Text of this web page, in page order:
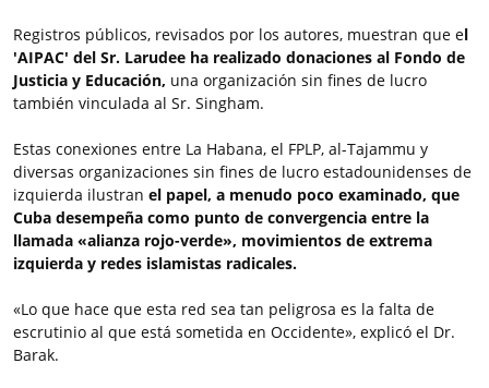
Registros públicos, revisados por los autores, muestran que el
'AIPAC' del Sr. Larudee ha realizado donaciones al Fondo de
Justicia y Educación, una organización sin fines de lucro
también vinculada al Sr. Singham.
Estas conexiones entre La Habana, el FPLP, al-Tajammu y
diversas organizaciones sin fines de lucro estadounidenses de
izquierda ilustran el papel, a menudo poco examinado, que
Cuba desempeña como punto de convergencia entre la
llamada «alianza rojo-verde», movimientos de extrema
izquierda y redes islamistas radicales.
«Lo que hace que esta red sea tan peligrosa es la falta de
escrutinio al que está sometida en Occidente», explicó el Dr.
Barak.